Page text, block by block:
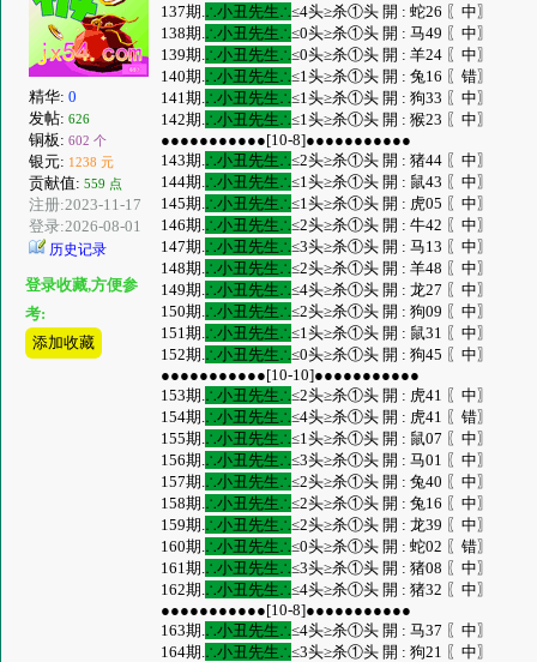
精华: 0
发帖: 626
铜板: 602 个
银元: 1238 元
贡献值: 559 点
注册:2023-11-17
登录:2026-08-01
历史记录
登录收藏,方便参
考:
添加收藏
137期.∴小丑先生∴≤4头≥杀①头 開 : 蛇26 〖中〗
138期.∴小丑先生∴≤0头≥杀①头 開 : 马49 〖中〗
139期.∴小丑先生∴≤0头≥杀①头 開 : 羊24 〖中〗
140期.∴小丑先生∴≤1头≥杀①头 開 : 兔16 〖错〗
141期.∴小丑先生∴≤1头≥杀①头 開 : 狗33 〖中〗
142期.∴小丑先生∴≤1头≥杀①头 開 : 猴23 〖中〗
●●●●●●●●●●●[10-8]●●●●●●●●●●●
143期.∴小丑先生∴≤2头≥杀①头 開 : 猪44 〖中〗
144期.∴小丑先生∴≤1头≥杀①头 開 : 鼠43 〖中〗
145期.∴小丑先生∴≤1头≥杀①头 開 : 虎05 〖中〗
146期.∴小丑先生∴≤2头≥杀①头 開 : 牛42 〖中〗
147期.∴小丑先生∴≤3头≥杀①头 開 : 马13 〖中〗
148期.∴小丑先生∴≤2头≥杀①头 開 : 羊48 〖中〗
149期.∴小丑先生∴≤4头≥杀①头 開 : 龙27 〖中〗
150期.∴小丑先生∴≤2头≥杀①头 開 : 狗09 〖中〗
151期.∴小丑先生∴≤1头≥杀①头 開 : 鼠31 〖中〗
152期.∴小丑先生∴≤0头≥杀①头 開 : 狗45 〖中〗
●●●●●●●●●●●[10-10]●●●●●●●●●●●
153期.∴小丑先生∴≤2头≥杀①头 開 : 虎41 〖中〗
154期.∴小丑先生∴≤4头≥杀①头 開 : 虎41 〖错〗
155期.∴小丑先生∴≤1头≥杀①头 開 : 鼠07 〖中〗
156期.∴小丑先生∴≤3头≥杀①头 開 : 马01 〖中〗
157期.∴小丑先生∴≤2头≥杀①头 開 : 兔40 〖中〗
158期.∴小丑先生∴≤2头≥杀①头 開 : 兔16 〖中〗
159期.∴小丑先生∴≤2头≥杀①头 開 : 龙39 〖中〗
160期.∴小丑先生∴≤0头≥杀①头 開 : 蛇02 〖错〗
161期.∴小丑先生∴≤3头≥杀①头 開 : 猪08 〖中〗
162期.∴小丑先生∴≤4头≥杀①头 開 : 猪32 〖中〗
●●●●●●●●●●●[10-8]●●●●●●●●●●●
163期.∴小丑先生∴≤4头≥杀①头 開 : 马37 〖中〗
164期.∴小丑先生∴≤3头≥杀①头 開 : 狗21 〖中〗